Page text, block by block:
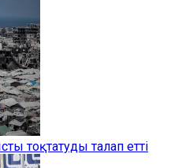
тоқтатуды талап етті